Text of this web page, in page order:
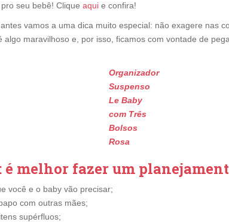
seu bebê! Clique aqui e confira!
vamos a uma dica muito especial: não exagere nas
algo maravilhoso e, por isso, ficamos com vontade de
Organizador
Suspenso
Le Baby
com Três
Bolsos
Rosa
é melhor fazer um
você e o baby vão precisar;
com outras mães;
supérfluos;